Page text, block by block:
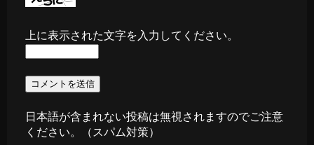
上に表示された文字を入力してください。
日本語が含まれない投稿は無視されますのでご注意
ください。（スパム対策）